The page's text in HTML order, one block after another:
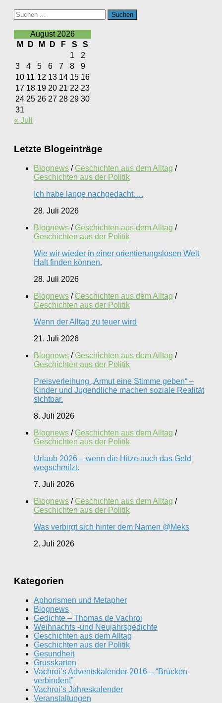
Suchen
nach:
August 2026
M
D M D F S
S
1
2
3
4 5 6 7 8
9
10 11 12 13 14 15 16
17 18 19 20 21 22 23
24 25 26 27 28 29 30
31
« Juli
Letzte Blogeinträge
Blognews / Geschichten aus dem Alltag /
Geschichten aus der Politik
Ich habe lange nachgedacht….
28. Juli 2026
Blognews / Geschichten aus dem Alltag /
Geschichten aus der Politik
Wie wir wieder in einer orientierungslosen Welt
Halt finden können.
28. Juli 2026
Blognews / Geschichten aus dem Alltag /
Geschichten aus der Politik
Wenn der Alltag zu teuer wird
21. Juli 2026
Blognews / Geschichten aus dem Alltag /
Geschichten aus der Politik
Preisverleihung „Armut eine Stimme geben“ –
Kinder und Jugendliche machen soziale Realität
sichtbar.
8. Juli 2026
Blognews / Geschichten aus dem Alltag /
Geschichten aus der Politik
Urlaub 2026 – wenn die Hitze auch das Geld
wegschmilzt.
7. Juli 2026
Blognews / Geschichten aus dem Alltag /
Geschichten aus der Politik
Was verbirgt sich hinter dem Namen @Meks
2. Juli 2026
Kategorien
Aphorismen und Metapher
Blognews
Gedichte – Thomas de Vachroi
Weihnachts -und Neujahrsgedichte
Geschichten aus dem Alltag
Geschichten aus der Politik
Gesundheit
Grusskarten
Vachroi’s Adventskalender 2016 – “Brücken
verbinden!”
Vachroi’s Jahreskalender
Veranstaltungen